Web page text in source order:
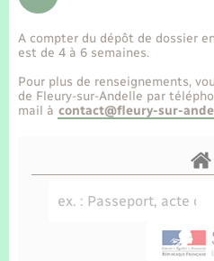
Etat-civil - Papiers -
Mariage – PACS
Parrainage civil
Logement - Urbanisme
Nouvel habitant
Transports scolaires
Travaux - Autorisation
public
Compétences
Plan interactif
La Communauté de
A compter du dépôt de dossier
est de 4 à 6 semaines.
Pour plus de renseignements,
de Fleury-sur-Andelle par
mail à contact@fleury-sur-